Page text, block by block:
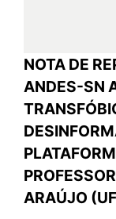
NOTA DE
ANDES-SN
ARAÚJO